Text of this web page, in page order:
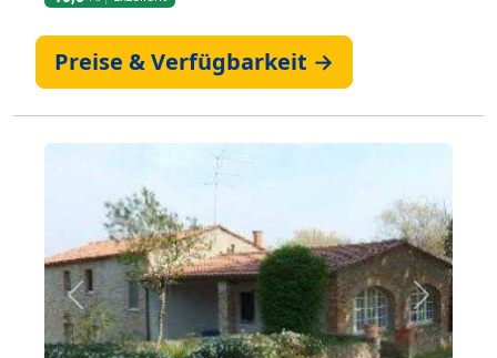
Preise & Verfügbarkeit →
Zurück Weiter